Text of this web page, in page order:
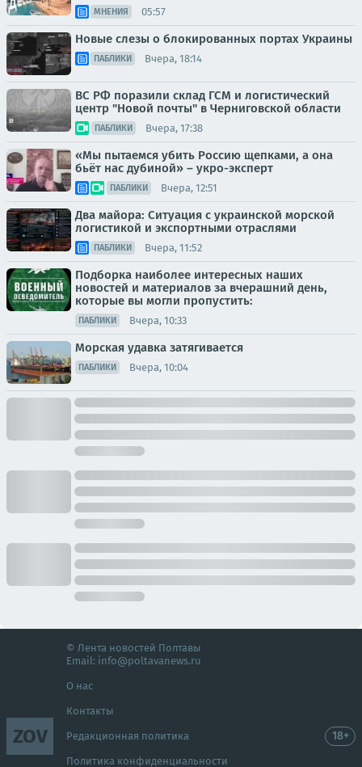
МНЕНИЯ 05:57
Новые слезы о блокированных портах Украины
ПАБЛИКИ Вчера, 18:14
ВС РФ поразили склад ГСМ и логистический
центр "Новой почты" в Черниговской области
ПАБЛИКИ Вчера, 17:38
«Мы пытаемся убить Россию щепками, а она
бьёт нас дубиной» – укро-эксперт
ПАБЛИКИ Вчера, 12:51
Два майора: Ситуация с украинской морской
логистикой и экспортными отраслями
ПАБЛИКИ Вчера, 11:52
Подборка наиболее интересных наших
новостей и материалов за вчерашний день,
которые вы могли пропустить:
ПАБЛИКИ Вчера, 10:33
Морская удавка затягивается
ПАБЛИКИ Вчера, 10:04
ZOV
© Лента новостей Полтавы
Email: info@poltavanews.ru
О нас
Контакты
Редакционная политика
Политика конфиденциальности
18+